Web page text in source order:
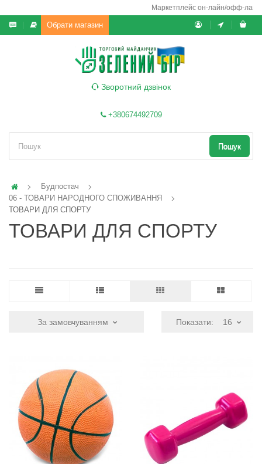
Маркетплейс он-лайн/офф-лайн
Обрати магазин
Зворотний дзвінок
+380674492709
Пошук
Будпостач
06 - ТОВАРИ НАРОДНОГО СПОЖИВАННЯ
ТОВАРИ ДЛЯ СПОРТУ
ТОВАРИ ДЛЯ СПОРТУ
За замовчуванням Показати: 16